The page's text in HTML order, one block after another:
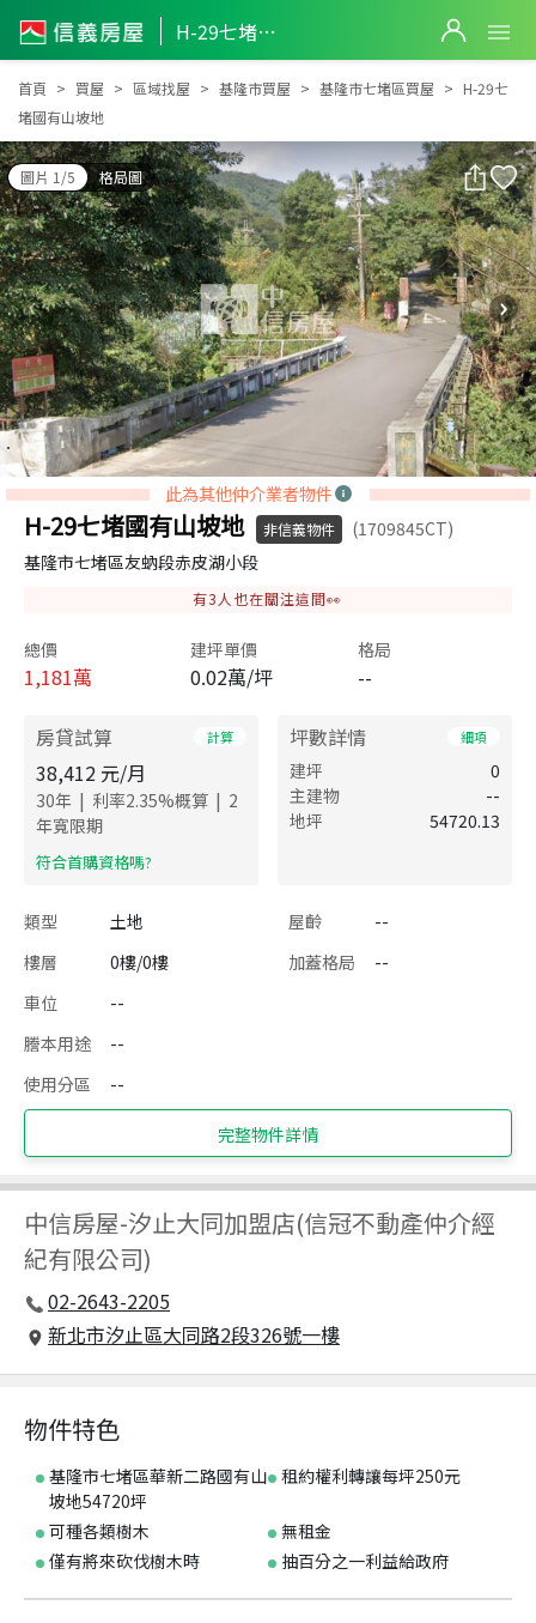
H-29七堵國有山坡地
H-29七堵國有山坡地
首頁 買屋 區域找屋 基隆市買屋 基隆市七堵區買屋
H-29七
堵國有山坡地
圖片 1/5 格局圖
此為其他仲介業者物件
H-29七堵國有山坡地 非信義物件
(1709845CT)
基隆市七堵區友蚋段赤皮湖小段
有3 人也在關注這間👀
總價
1,181萬
建坪單價
0.02萬/坪
格局
--
房貸試算 計算
38,412 元/月
30年 | 利率2.35%概算 | 2
年寬限期
​符合首購資格嗎?
坪數詳情 細項
建坪
0
主建物
--
地坪
54720.13
類型 土地 屋齡
--
樓層
0樓/0樓 加蓋格局
--
車位
--
謄本用途
--
使用分區
--
完整物件詳情
中信房屋-汐止大同加盟店(信冠不動產仲介經
紀有限公司)
02-2643-2205
新北市汐止區大同路2段326號一樓
物件特色
基隆市七堵區華新二路國有山
坡地54720坪
租約權利轉讓每坪250元
可種各類樹木
無租金
僅有將來砍伐樹木時
抽百分之一利益給政府